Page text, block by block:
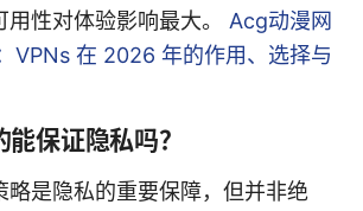
用性对体验影响最大。 Acg动漫网
VPNs 在 2026 年的作用、选择与
保证隐私吗？
略是隐私的重要保障，但并非绝